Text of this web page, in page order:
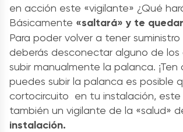
en acción este «vigilante» ¿Qué
Básicamente «saltará» y te
Para poder volver a tener
deberás desconectar alguno de los
subir manualmente la palanca. ¡Ten
puedes subir la palanca es posible
cortocircuito en tu instalación,
también un vigilante de la «salud»
instalación.